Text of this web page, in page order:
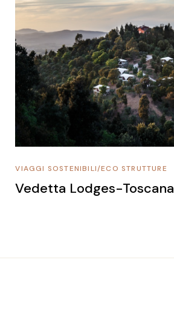
ECO STRUTTURE
/
VIAGGI SOSTENIBILI
Vedetta Lodges-Toscana